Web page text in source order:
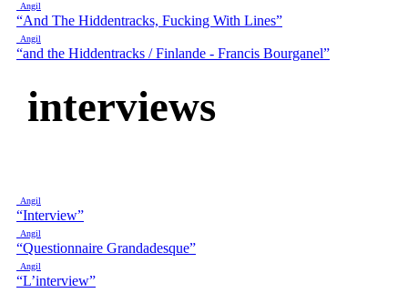
Angil
“And The Hiddentracks, Fucking With Lines”
Angil
“and the Hiddentracks / Finlande - Francis Bourganel”
interviews
Angil
“Interview”
Angil
“Questionnaire Grandadesque”
Angil
“L’interview”